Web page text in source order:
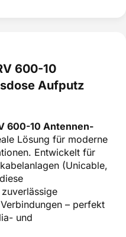
600-10
Aufputz
600-10 Antennen-
Lösung für moderne
Entwickelt für
(Unicable,
– perfekt
und